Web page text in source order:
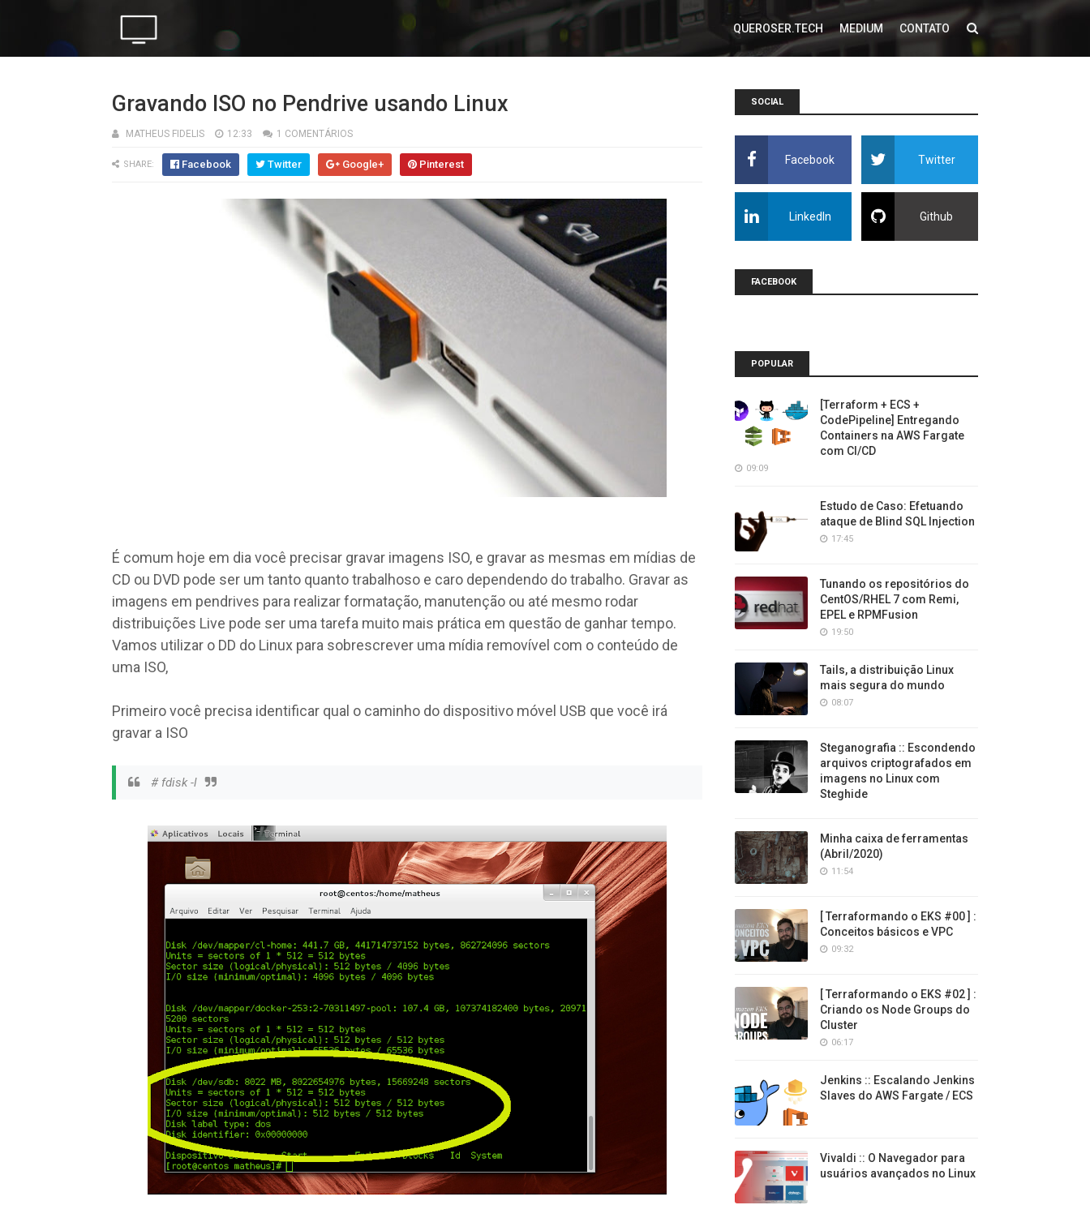
QUEROSER.TECH MEDIUM CONTATO
Gravando ISO no Pendrive usando Linux
MATHEUS FIDELIS 12:33 1 COMENTÁRIOS
SHARE: Facebook Twitter Google+ Pinterest
É comum hoje em dia você precisar gravar imagens ISO, e gravar as mesmas em mídias de
CD ou DVD pode ser um tanto quanto trabalhoso e caro dependendo do trabalho. Gravar as
imagens em pendrives para realizar formatação, manutenção ou até mesmo rodar
distribuições Live pode ser uma tarefa muito mais prática em questão de ganhar tempo.
Vamos utilizar o DD do Linux para sobrescrever uma mídia removível com o conteúdo de
uma ISO,
Primeiro você precisa identificar qual o caminho do dispositivo móvel USB que você irá
gravar a ISO
# fdisk -l
SOCIAL
Facebook Twitter
LinkedIn Github
FACEBOOK
POPULAR
[Terraform + ECS +
CodePipeline] Entregando
Containers na AWS Fargate
com CI/CD
09:09
Estudo de Caso: Efetuando
ataque de Blind SQL Injection
17:45
Tunando os repositórios do
CentOS/RHEL 7 com Remi,
EPEL e RPMFusion
19:50
Tails, a distribuição Linux
mais segura do mundo
08:07
Steganografia :: Escondendo
arquivos criptografados em
imagens no Linux com
Steghide
Minha caixa de ferramentas
(Abril/2020)
11:54
[ Terraformando o EKS #00 ] :
Conceitos básicos e VPC
09:32
[ Terraformando o EKS #02 ] :
Criando os Node Groups do
Cluster
06:17
Jenkins :: Escalando Jenkins
Slaves do AWS Fargate / ECS
Vivaldi :: O Navegador para
usuários avançados no Linux